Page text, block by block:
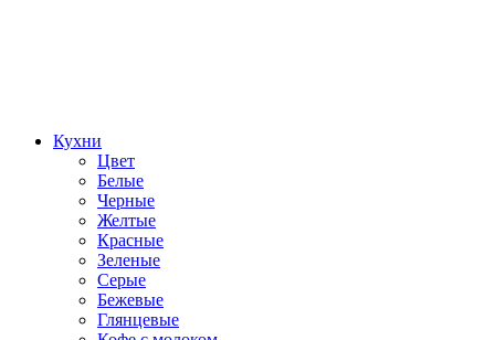
Кухни
Цвет
Белые
Черные
Желтые
Красные
Зеленые
Серые
Бежевые
Глянцевые